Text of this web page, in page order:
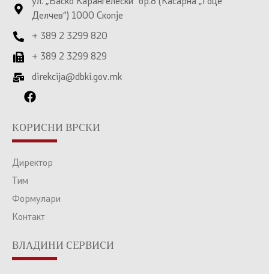
Делчев“) 1000 Скопје
+ 389 2 3299 820
+ 389 2 3299 829
direkcija@dbki.gov.mk
КОРИСНИ ВРСКИ
Директор
Тим
Формулари
Контакт
ВЛАДИНИ СЕРВИСИ